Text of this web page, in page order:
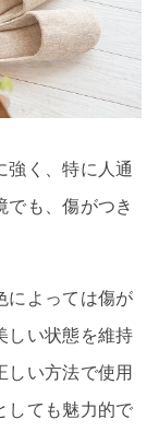
強く、特に人通
でも、傷がつき
によっては傷が
しい状態を維持
しい方法で使用
しても魅力的で